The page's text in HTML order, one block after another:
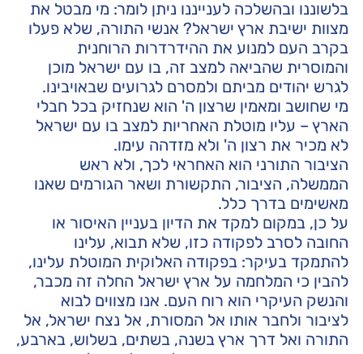
בלשוננו ובהשלכה לענייננו ניתן לומר: מי מבטל את
מצוות ישיבת ארץ ישראל? אנשי התורה, שלא פעלו
בקרב העם למנוע את ההידרדרות הרוחנית
והמוסרית שהביאה למצב זה, בו עם ישראל מוכן
לגרש יהודים מביתם ולמסרם לגרועים שבאויבינו.
מי שחושב ומאמין שרצון ה' הוא שנחזיק בכל חבלי
הארץ – עליו מוטלת האחריות למצב בו עם ישראל
לא מכיר את רצון ה' ולא מזדהה עימו.
הציבור התורני הוא האחראי לכך, ולא ראש
הממשלה, הציבור, התקשורת ושאר הגורמים שאנו
מאשימים בדרך כלל.
על כן, במקום למקד את הדיון בעניין האיסור או
החובה לסרב לפקודה כזו, שלא תבוא, עלינו
להתמקד בעיקר: בפקודה האלוקית המוטלת עלינו,
להבין כי המלחמה על ארץ ישראל החלה זה מכבר,
והנשק העיקרי הוא רוח העם. אנו מצווים לבוא
לציבור ולחבר אותו אל המסורת, אל נצח ישראל, אל
התורה ואל דרך ארץ בשנה, בשתים, בשלוש, בארבע,